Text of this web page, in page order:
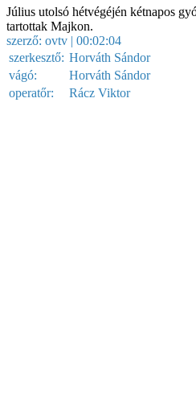
Július utolsó hétvégéjén kétnapos
tartottak Majkon.
szerző: ovtv | 00:02:04
szerkesztő: Horváth Sándor
vágó:
Horváth Sándor
operatőr:
Rácz Viktor